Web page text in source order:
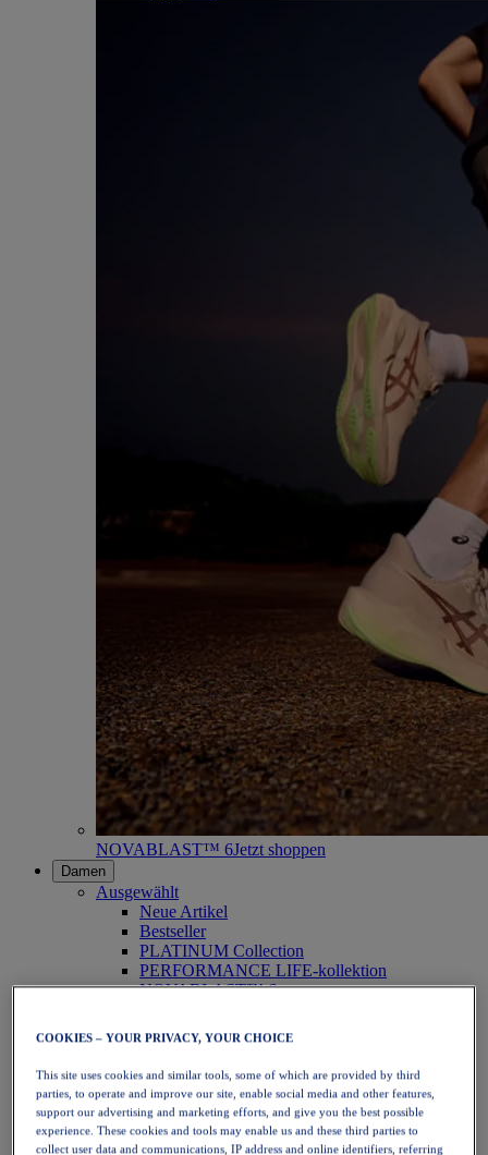
NOVABLAST™ 6Jetzt shoppen
Damen
Ausgewählt
Neue Artikel
Bestseller
PLATINUM Collection
PERFORMANCE LIFE-kollektion
NOVABLAST™ 6
Laufen
Trailrunning
Tennis
Volleyball
Handball
Padel
Korbball
COOKIES – YOUR PRIVACY, YOUR CHOICE
This site uses cookies and similar tools, some of which are provided by third
parties, to operate and improve our site, enable social media and other features,
support our advertising and marketing efforts, and give you the best possible
experience. These cookies and tools may enable us and these third parties to
collect user data and communications, IP address and online identifiers, referring